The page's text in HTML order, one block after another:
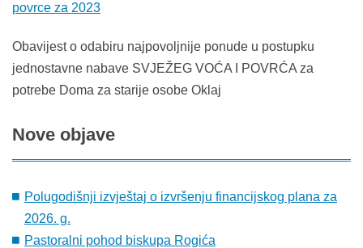
povrce za 2023
Obavijest o odabiru najpovoljnije ponude u postupku
jednostavne nabave SVJEŽEG VOĆA I POVRĆA za
potrebe Doma za starije osobe Oklaj
Nove objave
Polugodišnji izvještaj o izvršenju financijskog plana za
2026. g.
Pastoralni pohod biskupa Rogića